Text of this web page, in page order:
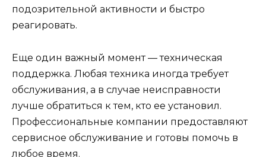
подозрительной активности и быстро
реагировать.
Еще один важный момент — техническая
поддержка. Любая техника иногда требует
обслуживания, а в случае неисправности
лучше обратиться к тем, кто ее установил.
Профессиональные компании предоставляют
сервисное обслуживание и готовы помочь в
любое время.